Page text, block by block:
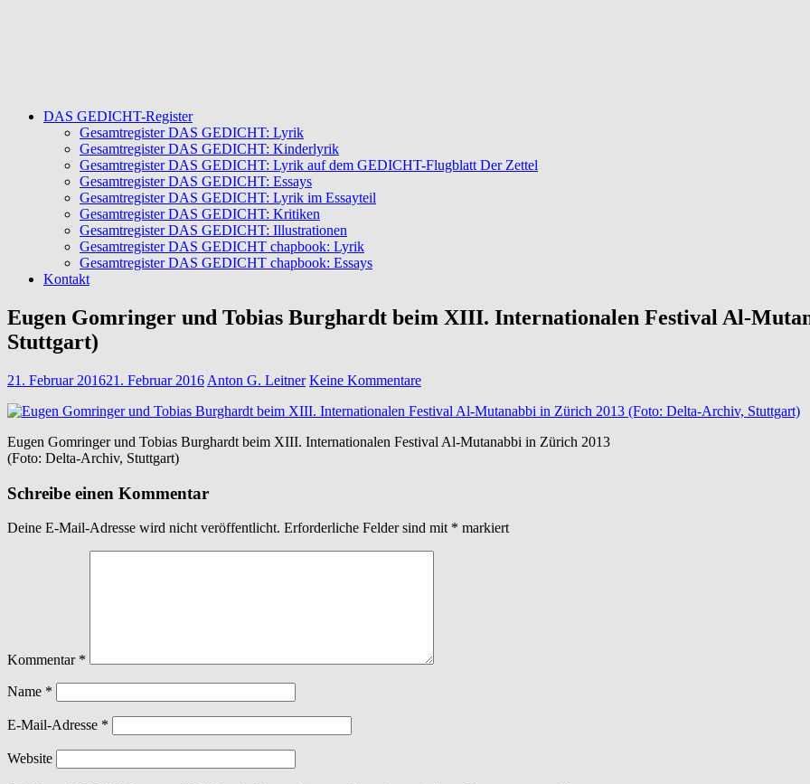
DAS GEDICHT-Register
Gesamtregister DAS GEDICHT: Lyrik
Gesamtregister DAS GEDICHT: Kinderlyrik
Gesamtregister DAS GEDICHT: Lyrik auf dem GEDICHT-Flugblatt Der Zettel
Gesamtregister DAS GEDICHT: Essays
Gesamtregister DAS GEDICHT: Lyrik im Essayteil
Gesamtregister DAS GEDICHT: Kritiken
Gesamtregister DAS GEDICHT: Illustrationen
Gesamtregister DAS GEDICHT chapbook: Lyrik
Gesamtregister DAS GEDICHT chapbook: Essays
Kontakt
Eugen Gomringer und Tobias Burghardt beim XIII. Internationalen Festival Al-
Stuttgart)
21. Februar 201621. Februar 2016 Anton G. Leitner Keine Kommentare
Eugen Gomringer und Tobias Burghardt beim XIII. Internationalen Festival Al-Mutanabbi in Zürich 2013
(Foto: Delta-Archiv, Stuttgart)
Schreibe einen Kommentar
Deine E-Mail-Adresse wird nicht veröffentlicht. Erforderliche Felder sind mit * markiert
Kommentar *
Name *
E-Mail-Adresse *
Website